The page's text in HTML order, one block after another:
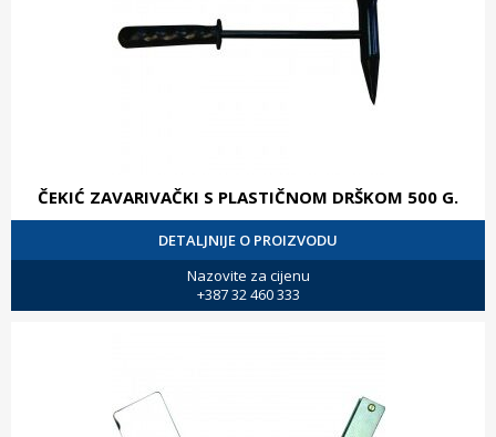
ČEKIĆ ZAVARIVAČKI S PLASTIČNOM DRŠKOM 500 G.
DETALJNIJE O PROIZVODU
Nazovite za cijenu
+387 32 460 333